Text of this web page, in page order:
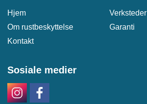
Hjem
Verksteder
Om rustbeskyttelse
Garanti
Kontakt
Sosiale medier